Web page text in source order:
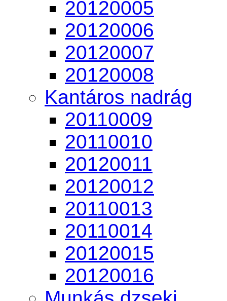
20120005
20120006
20120007
20120008
Kantáros nadrág
20110009
20110010
20120011
20120012
20110013
20110014
20120015
20120016